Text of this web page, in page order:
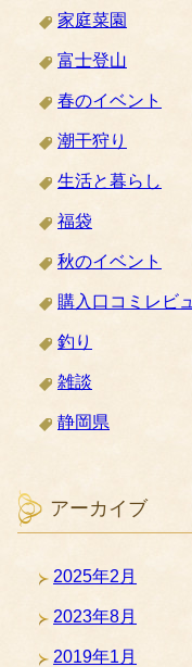
家庭菜園
富士登山
春のイベント
潮干狩り
生活と暮らし
福袋
秋のイベント
購入口コミレビ
釣り
雑談
静岡県
アーカイブ
2025年2月
2023年8月
2019年1月